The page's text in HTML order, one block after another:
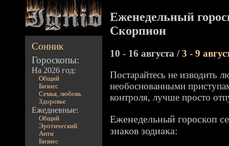
Сонник
Гороскопы:
На 2026 год:
Общий
Бизнес
Семья, любовь
Здоровье
Ежедневные:
Общий
Эротический
Анти
Бизнес
Еженедельный
Скорпион
10 - 16 августа /3 - 9
Постарайтесь не изводить
необоснованными
контроля, лучше просто
Еженедельный гороскоп
знаков зодиака: